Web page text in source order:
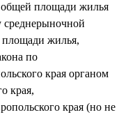
общей площади жилья
среднерыночной
площади жилья,
по
края органом
края,
края (но не